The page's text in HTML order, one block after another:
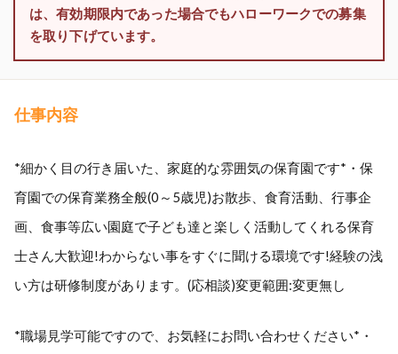
は、有効期限内であった場合でもハローワークでの募集
を取り下げています。
仕事内容
*細かく目の行き届いた、家庭的な雰囲気の保育園です*・保
育園での保育業務全般(0～5歳児)お散歩、食育活動、行事企
画、食事等広い園庭で子ども達と楽しく活動してくれる保育
士さん大歓迎!わからない事をすぐに聞ける環境です!経験の浅
い方は研修制度があります。(応相談)変更範囲:変更無し
*職場見学可能ですので、お気軽にお問い合わせください*・